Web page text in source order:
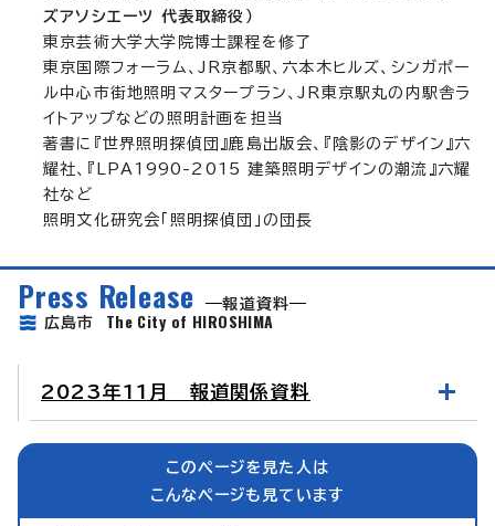
ズアソシエーツ 代表取締役）
東京芸術大学大学院博士課程を修了
東京国際フォーラム、JR京都駅、六本木ヒルズ、シンガポー
ル中心市街地照明マスタープラン、JR東京駅丸の内駅舎ラ
イトアップなどの照明計画を担当
著書に『世界照明探偵団』鹿島出版会、『陰影のデザイン』六
耀社、『LPA1990-2015 建築照明デザインの潮流』六耀
社など
照明文化研究会「照明探偵団」の団長
Press Release
報道資料
広島市 The City of HIROSHIMA
2023年11月 報道関係資料
このページを見た人は
こんなページも見ています